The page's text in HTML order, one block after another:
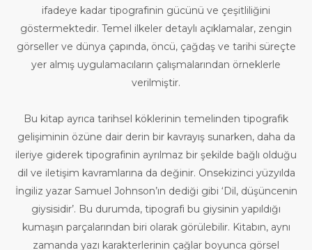
ifadeye kadar tipografinin gücünü ve çeşitliliğini
göstermektedir. Temel ilkeler detaylı açıklamalar, zengin
görseller ve dünya çapında, öncü, çağdaş ve tarihi süreçte
yer almış uygulamacıların çalışmalarından örneklerle
verilmiştir.
Bu kitap ayrıca tarihsel köklerinin temelinden tipografik
gelişiminin özüne dair derin bir kavrayış sunarken, daha da
ileriye giderek tipografinin ayrılmaz bir şekilde bağlı olduğu
dil ve iletişim kavramlarına da değinir. Onsekizinci yüzyılda
İngiliz yazar Samuel Johnson’ın dediği gibi ‘Dil, düşüncenin
giysisidir’. Bu durumda, tipografi bu giysinin yapıldığı
kumaşın parçalarından biri olarak görülebilir. Kitabın, aynı
zamanda yazı karakterlerinin çağlar boyunca görsel